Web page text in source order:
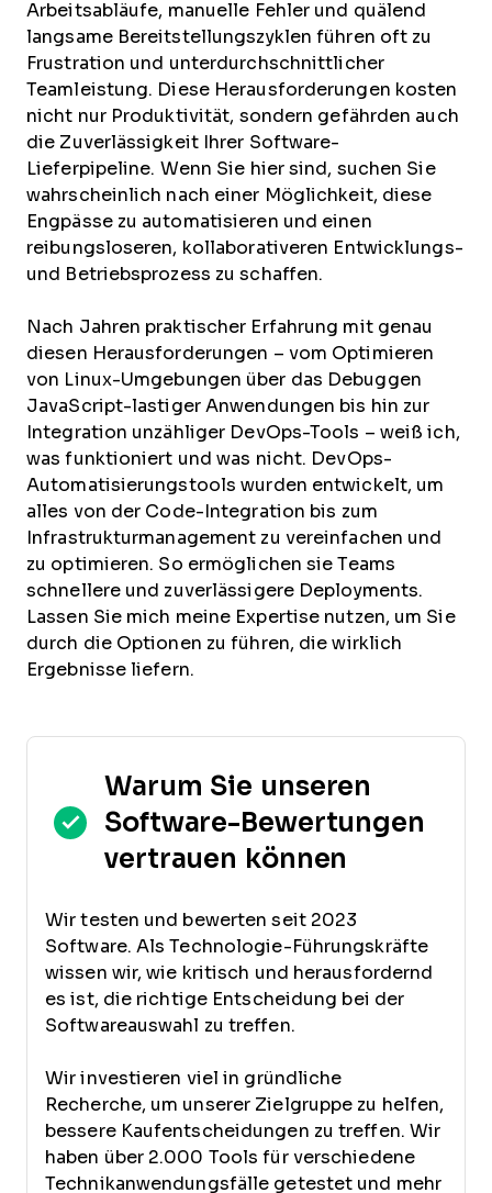
Arbeitsabläufe, manuelle Fehler und quälend
langsame Bereitstellungszyklen führen oft zu
Frustration und unterdurchschnittlicher
Teamleistung. Diese Herausforderungen kosten
nicht nur Produktivität, sondern gefährden auch
die Zuverlässigkeit Ihrer Software-
Lieferpipeline. Wenn Sie hier sind, suchen Sie
wahrscheinlich nach einer Möglichkeit, diese
Engpässe zu automatisieren und einen
reibungsloseren, kollaborativeren Entwicklungs-
und Betriebsprozess zu schaffen.
Nach Jahren praktischer Erfahrung mit genau
diesen Herausforderungen – vom Optimieren
von Linux-Umgebungen über das Debuggen
JavaScript-lastiger Anwendungen bis hin zur
Integration unzähliger DevOps-Tools – weiß ich,
was funktioniert und was nicht. DevOps-
Automatisierungstools wurden entwickelt, um
alles von der Code-Integration bis zum
Infrastrukturmanagement zu vereinfachen und
zu optimieren. So ermöglichen sie Teams
schnellere und zuverlässigere Deployments.
Lassen Sie mich meine Expertise nutzen, um Sie
durch die Optionen zu führen, die wirklich
Ergebnisse liefern.
Warum Sie unseren
Software-Bewertungen
vertrauen können
Wir testen und bewerten seit 2023
Software. Als Technologie-Führungskräfte
wissen wir, wie kritisch und herausfordernd
es ist, die richtige Entscheidung bei der
Softwareauswahl zu treffen.
Wir investieren viel in gründliche
Recherche, um unserer Zielgruppe zu helfen,
bessere Kaufentscheidungen zu treffen. Wir
haben über 2.000 Tools für verschiedene
Technikanwendungsfälle getestet und mehr